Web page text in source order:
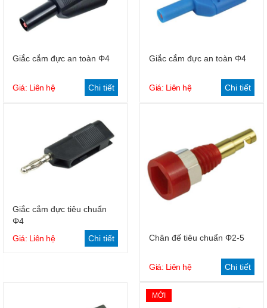
Giắc cắm đực an toàn Φ4
Giá: Liên hệ Chi tiết
Giắc cắm đực an toàn Φ4
Giá: Liên hệ Chi tiết
Giắc cắm đực tiêu chuẩn
Φ4
Giá: Liên hệ
Chi tiết Chân đế tiêu chuẩn Φ2-5
Giá: Liên hệ Chi tiết
MỚI